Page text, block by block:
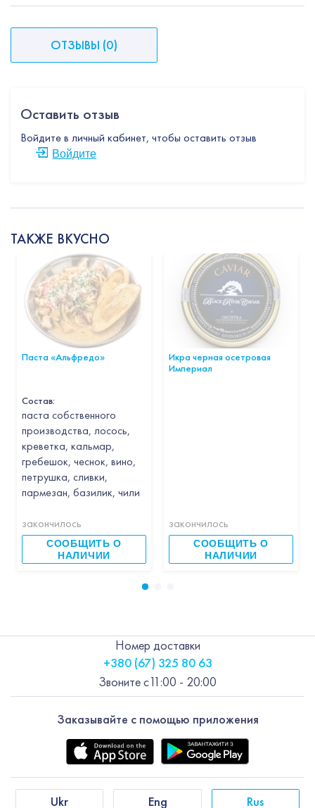
ОТЗЫВЫ (0)
Оставить отзыв
Войдите в личный кабинет, чтобы оставить отзыв
Войдите
ТАКЖЕ ВКУСНО
Паста «Альфредо»
Состав:
паста собственного
производства, лосось,
креветка, кальмар,
гребешок, чеснок, вино,
петрушка, сливки,
пармезан, базилик, чили
закончилось
СООБЩИТЬ О
НАЛИЧИИ
Икра черная осетровая
Империал
закончилось
СООБЩИТЬ О
НАЛИЧИИ
Заказывайте с помощью приложения
Ukr Eng Rus
Номер доставки
+380 (67) 325 80 63
Звоните с11:00 - 20:00